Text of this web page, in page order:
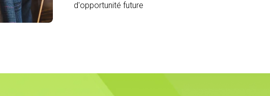
d'opportunité future